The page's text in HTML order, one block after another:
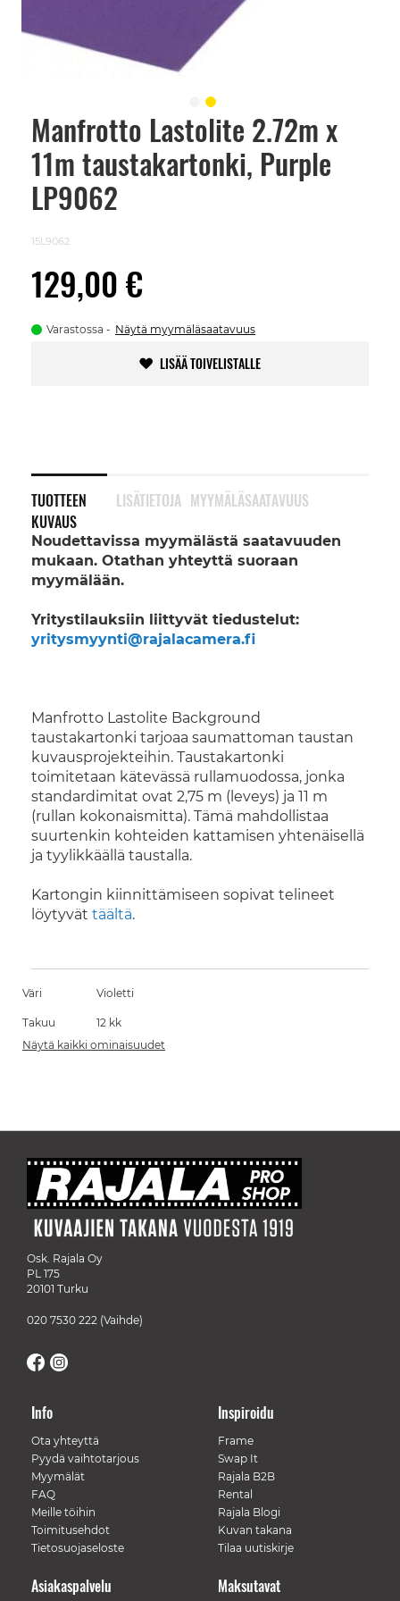
Manfrotto Lastolite 2.72m x
11m taustakartonki, Purple
LP9062
15L9062
129,00 €
Varastossa Näytä myymäläsaatavuus
LISÄÄ TOIVELISTALLE
TUOTTEEN
KUVAUS
Noudettavissa myymälästä saatavuuden
mukaan. Otathan yhteyttä suoraan
myymälään.
Yritystilauksiin liittyvät tiedustelut:
yritysmyynti@rajalacamera.fi
Manfrotto Lastolite Background
taustakartonki tarjoaa saumattoman taustan
kuvausprojekteihin. Taustakartonki
toimitetaan kätevässä rullamuodossa, jonka
standardimitat ovat 2,75 m (leveys) ja 11 m
(rullan kokonaismitta). Tämä mahdollistaa
suurtenkin kohteiden kattamisen yhtenäisellä
ja tyylikkäällä taustalla.
Kartongin kiinnittämiseen sopivat telineet
löytyvät täältä.
LISÄTIETOJA MYYMÄLÄSAATAVUUS
Skip
beginning
images
Väri Violetti
Takuu
12 kk
Näytä kaikki ominaisuudet
Osk. Rajala Oy
PL 175
20101 Turku
020 7530 222 (Vaihde)
Info
Ota yhteyttä
Pyydä vaihtotarjous
Myymälät
FAQ
Meille töihin
Toimitusehdot
Tietosuojaseloste
Inspiroidu
Frame
Swap It
Rajala B2B
Rental
Rajala Blogi
Kuvan takana
Tilaa uutiskirje
Maksutavat
Asiakaspalvelu